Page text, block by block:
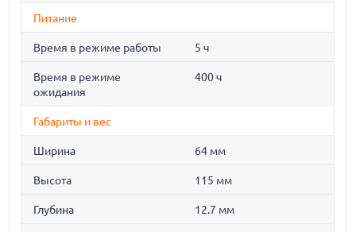
Питание
Время в режиме работы 5 ч
Время в режиме
ожидания
400 ч
Габариты и вес
Ширина 64 мм
Высота 115 мм
Глубина 12.7 мм